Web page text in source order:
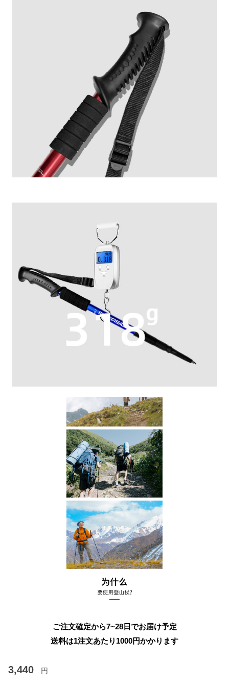
ご注文確定から7~28日でお届け予定
送料は1注文あたり 1000円かかります
3,440 円